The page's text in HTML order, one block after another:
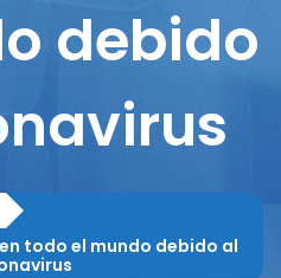
debido
todo el mundo debido al